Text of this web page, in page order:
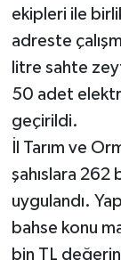
ekipleri ile
adreste
litre sahte
50 adet
geçirildi.
İl Tarım ve
şahıslara 262
uygulandı.
bahse konu
bin TL